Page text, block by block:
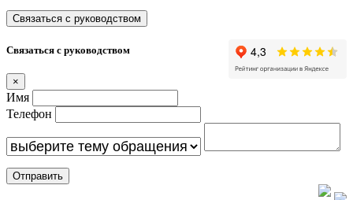
Связаться с руководством
Связаться с руководством
×
Имя
Телефон
Отправить